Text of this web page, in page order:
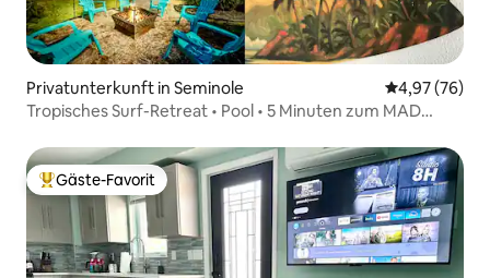
Privatunterkunft in Seminole
4,97 (76)
Tropisches Surf-Retreat • Pool • 5 Minuten zum MAD
Beliebter Gäste-Favorit.
Gäste-Favorit